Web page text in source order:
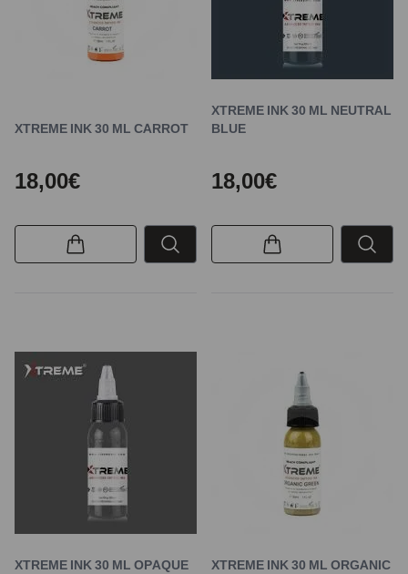
XTREME INK 30 ML CARROT
18,00€
XTREME INK 30 ML NEUTRAL
BLUE
18,00€
XTREME INK 30 ML OPAQUE XTREME INK 30 ML ORGANIC